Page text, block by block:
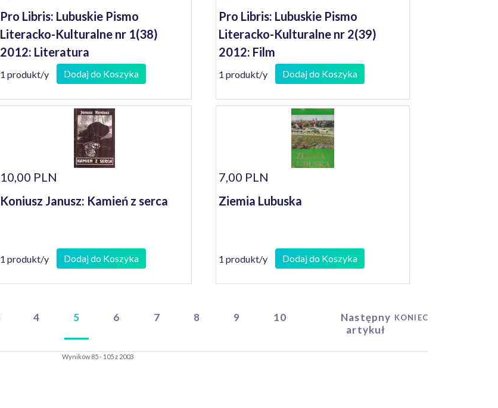
Pro Libris: Lubuskie Pismo
Literacko-Kulturalne nr 1(38)
2012: Literatura
1 produkt/y Dodaj do Koszyka
Pro Libris: Lubuskie Pismo
Literacko-Kulturalne nr 2(39)
2012: Film
1 produkt/y Dodaj do Koszyka
10,00 PLN
Koniusz Janusz: Kamień z serca
1 produkt/y Dodaj do Koszyka
7,00 PLN
Ziemia Lubuska
1 produkt/y Dodaj do Koszyka
4 5 6 7 8 9 10
Następny
artykuł
KONIEC
Wyników 85 - 105 z 2003